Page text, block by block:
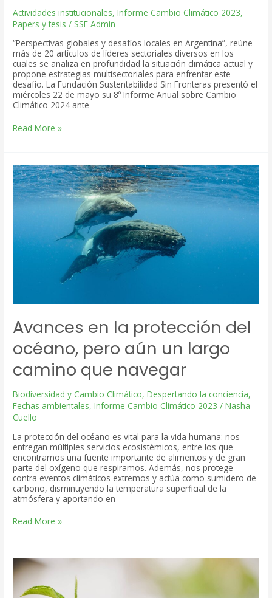
Actividades institucionales,Informe Cambio Climático 2023,
Papers y tesis / SSF Admin
“Perspectivas globales y desafíos locales en Argentina”, reúne
más de 20 artículos de líderes sectoriales diversos en los
cuales se analiza en profundidad la situación climática actual y
propone estrategias multisectoriales para enfrentar este
desafío. La Fundación Sustentabilidad Sin Fronteras presentó el
miércoles 22 de mayo su 8º Informe Anual sobre Cambio
Climático 2024 ante
SSF
Informe
Anual
sobre
Cambio
Read More »
Avances en la protección del
océano, pero aún un largo
camino que navegar
Biodiversidad y Cambio Climático,Despertando la conciencia,
Fechas ambientales,Informe Cambio Climático 2023 /Nasha
Cuello
La protección del océano es vital para la vida humana: nos
entregan múltiples servicios ecosistémicos, entre los que
encontramos una fuente importante de alimentos y de gran
parte del oxígeno que respiramos. Además, nos protege
contra eventos climáticos extremos y actúa como sumidero de
carbono, disminuyendo la temperatura superficial de la
atmósfera y aportando en
Avances
del
océano,
pero
aún
Read More »